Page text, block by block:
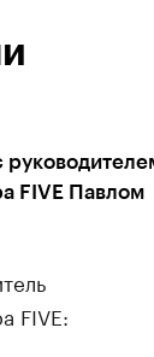
FIVE Павлом
FIVE: